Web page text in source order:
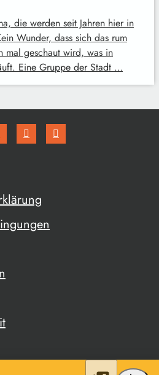
die werden seit Jahren hier in
Wunder, dass sich das rum
mal geschaut wird, was in
Eine Gruppe der Stadt …